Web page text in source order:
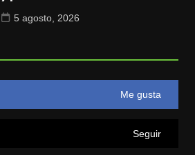
5 agosto, 2026
Me gusta
Seguir